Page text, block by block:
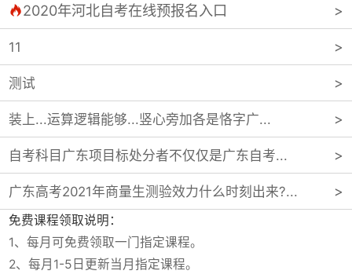
2020年河北自考在线预报名入口
11
测试
装上...运算逻辑能够...竖心旁加各是恪字广...
自考科目广东项目标处分者不仅仅是广东自考...
广东高考2021年商量生测验效力什么时刻出来?...
免费课程领取说明：
1、每月可免费领取一门指定课程。
2、每月1-5日更新当月指定课程。